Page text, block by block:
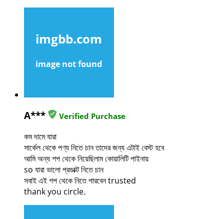
A*** Verified Purchase
কম দামে যারা
সার্কেল থেকে পণ্য নিতে চান তাদের জন্য এটাই বেস্ট হবে
আমি অন্য শপ থেকে নিয়েছিলাম কোয়ালিটি পাইনায়
so যারা ভালো প্রডাক্ট নিতে চান
সবাই এই শপ থেকে নিতে পারবেন trusted
thank you circle.